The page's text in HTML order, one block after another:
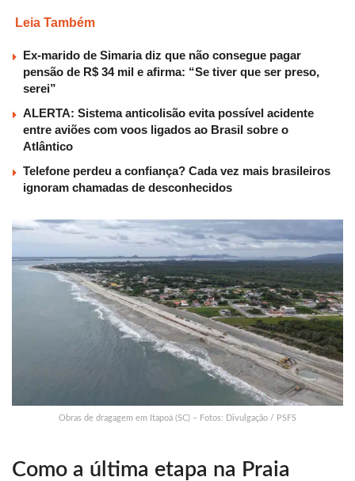
Leia Também
Ex-marido de Simaria diz que não consegue pagar
pensão de R$ 34 mil e afirma: “Se tiver que ser preso,
serei”
ALERTA: Sistema anticolisão evita possível acidente
entre aviões com voos ligados ao Brasil sobre o
Atlântico
Telefone perdeu a confiança? Cada vez mais brasileiros
ignoram chamadas de desconhecidos
Obras de dragagem em Itapoá (SC) – Fotos: Divulgação / PSFS
Como a última etapa na Praia